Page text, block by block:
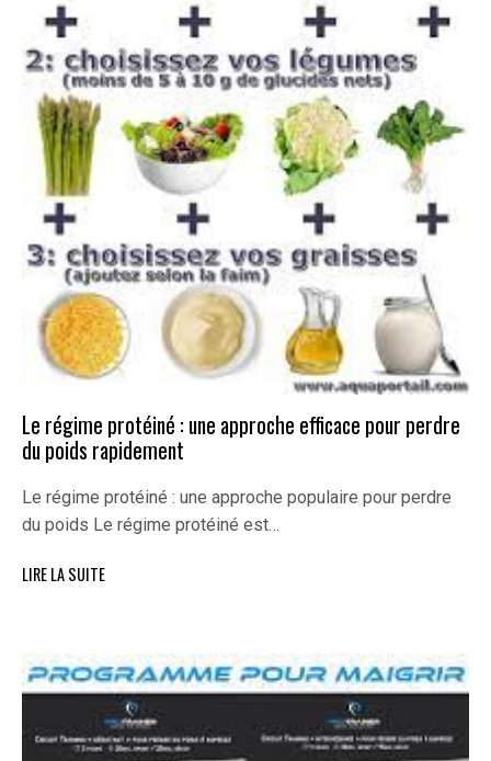
Le régime protéiné : une approche efficace pour perdre
du poids rapidement
Le régime protéiné : une approche populaire pour perdre
du poids Le régime protéiné est…
LIRE LA SUITE